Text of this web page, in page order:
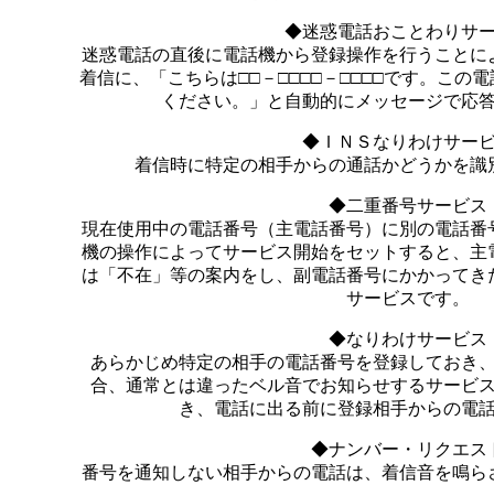
◆迷惑電話おことわりサ
迷惑電話の直後に電話機から登録操作を行うこと
着信に、「こちらは□□－□□□□－□□□□です。この電
ください。」と自動的にメッセージで応
◆ＩＮＳなりわけサー
着信時に特定の相手からの通話かどうかを
◆二重番号サービス
現在使用中の電話番号（主電話番号）に別の電話
機の操作によってサービス開始をセットすると、
は「不在」等の案内をし、副電話番号にかかって
サービスです。
◆なりわけサービス
あらかじめ特定の相手の電話番号を登録しておき
合、通常とは違ったベル音でお知らせするサービ
き、電話に出る前に登録相手からの電
◆ナンバー・リクエス
番号を通知しない相手からの電話は、着信音を鳴